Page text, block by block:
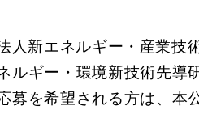
人新エネルギー・産業
ルギー・環境新技術先導
募を希望される方は、本